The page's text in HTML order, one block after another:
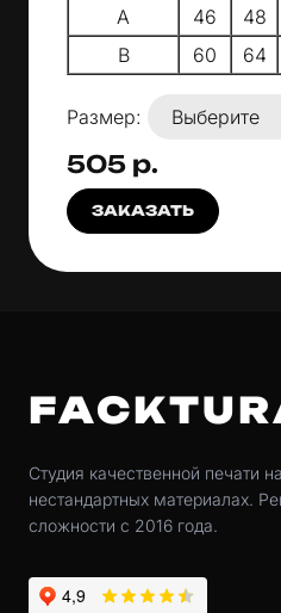
A
46 48
B
60 64
Размер:
505 р.
ЗАКАЗАТЬ
Студия качественной печати
нестандартных материалах.
сложности с 2016 года.